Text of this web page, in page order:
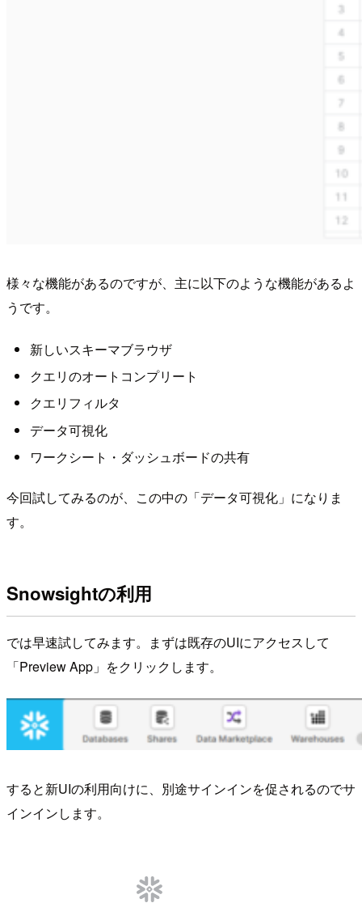
様々な機能があるのですが、主に以下のような機能があるよ
うです。
新しいスキーマブラウザ
クエリのオートコンプリート
クエリフィルタ
データ可視化
ワークシート・ダッシュボードの共有
今回試してみるのが、この中の「データ可視化」になりま
す。
Snowsightの利用
では早速試してみます。まずは既存のUIにアクセスして
「Preview App」をクリックします。
すると新UIの利用向けに、別途サインインを促されるのでサ
インインします。